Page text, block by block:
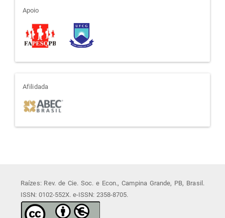
apoio
Apoio
afiliada
Afilidada
Raízes: Rev. de Cie. Soc. e Econ., Campina Grande, PB, Brasil.
ISSN: 0102-552X. e-ISSN: 2358-8705.